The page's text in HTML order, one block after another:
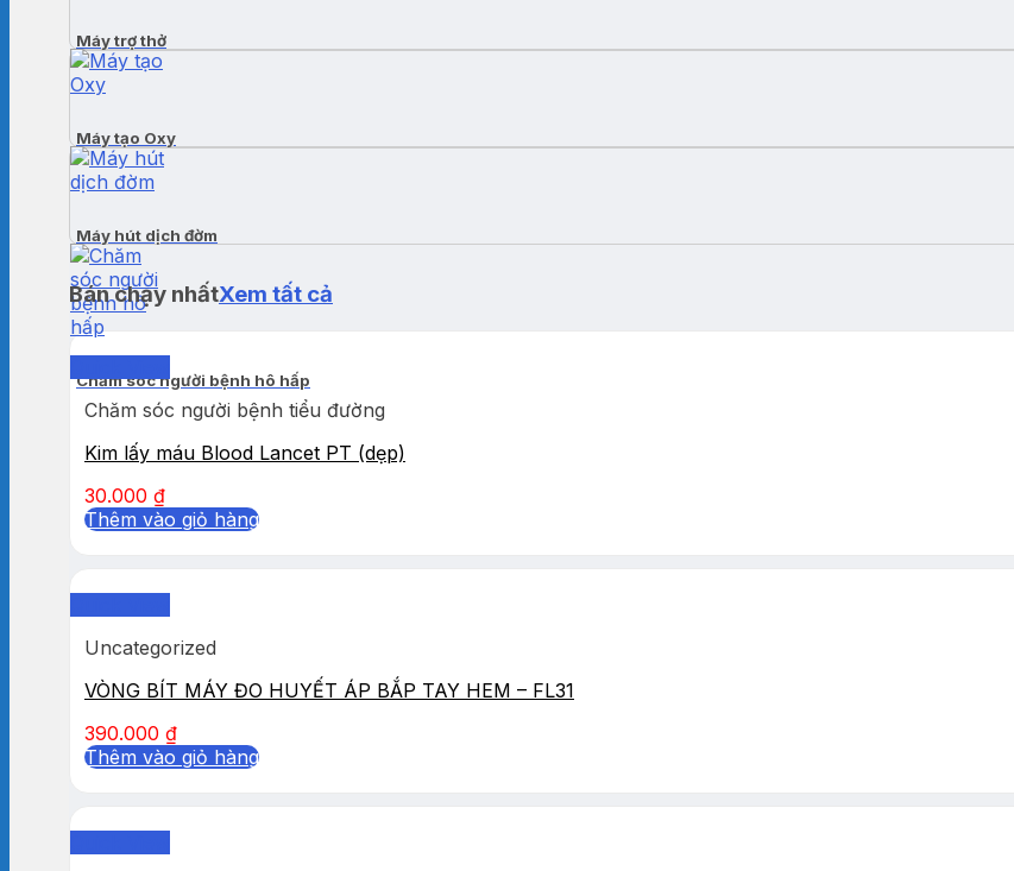
Máy trợ thở
Máy tạo Oxy
Máy hút dịch đờm
Chăm sóc người bệnh hô hấp
Bán chạy nhấtXem tất cả
Chăm sóc người bệnh tiểu đường
Kim lấy máu Blood Lancet PT (dẹp)
30.000 ₫
Thêm vào giỏ hàng
Uncategorized
VÒNG BÍT MÁY ĐO HUYẾT ÁP BẮP TAY HEM – FL31
390.000 ₫
Thêm vào giỏ hàng